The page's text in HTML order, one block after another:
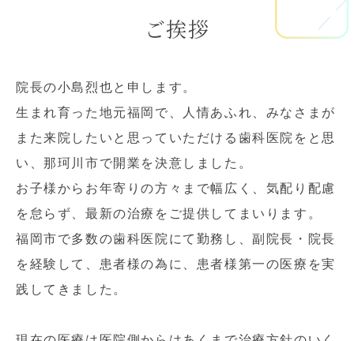
ご挨拶
院長の小島烈也と申します。
生まれ育った地元福岡で、人情あふれ、みなさまが
また来院したいと思っていただける歯科医院をと思
い、那珂川市で開業を決意しました。
お子様からお年寄りの方々まで幅広く、気配り配慮
を怠らず、最新の治療をご提供してまいります。
福岡市で多数の歯科医院にて勤務し、副院長・院長
を経験して、患者様の為に、患者様第一の医療を実
践してきました。